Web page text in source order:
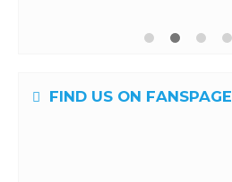
FIND US ON FANSPAGE